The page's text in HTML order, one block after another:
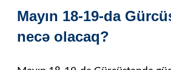
Mayın 18-19-da
necə olacaq?